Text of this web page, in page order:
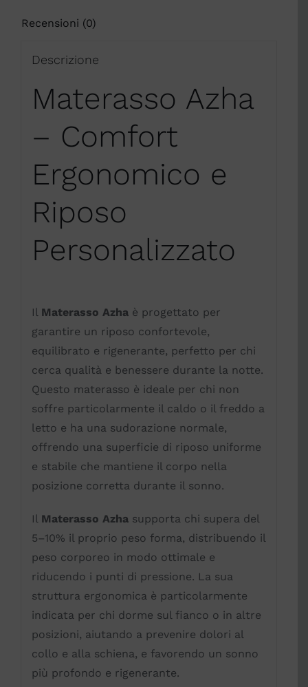
Recensioni (0)
Descrizione
Materasso Azha
– Comfort
Ergonomico e
Riposo
Personalizzato
Il Materasso Azhaè progettato per
garantire un riposo confortevole,
equilibrato e rigenerante, perfetto per chi
cerca qualità e benessere durante la notte.
Questo materasso è ideale per chi non
soffre particolarmente il caldo o il freddo a
letto e ha una sudorazione normale,
offrendo una superficie di riposo uniforme
e stabile che mantiene il corpo nella
posizione corretta durante il sonno.
Il Materasso Azhasupporta chi supera del
5–10% il proprio peso forma, distribuendo il
peso corporeo in modo ottimale e
riducendo i punti di pressione. La sua
struttura ergonomica è particolarmente
indicata per chi dorme sul fianco o in altre
posizioni, aiutando a prevenire dolori al
collo e alla schiena, e favorendo un sonno
più profondo e rigenerante.